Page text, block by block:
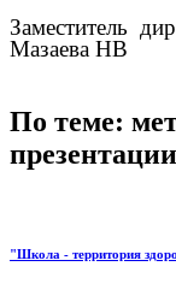
Заместитель
Мазаева НВ
По теме:
"Школа - территория